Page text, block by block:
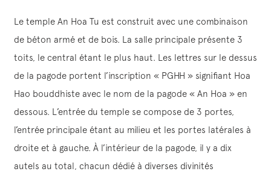
Le temple An Hoa Tu est construit avec une combinaison
de béton armé et de bois. La salle principale présente 3
toits, le central étant le plus haut. Les lettres sur le dessus
de la pagode portent l’inscription « PGHH » signifiant Hoa
Hao bouddhiste avec le nom de la pagode « An Hoa » en
dessous. L’entrée du temple se compose de 3 portes,
l’entrée principale étant au milieu et les portes latérales à
droite et à gauche. À l’intérieur de la pagode, il y a dix
autels au total, chacun dédié à diverses divinités